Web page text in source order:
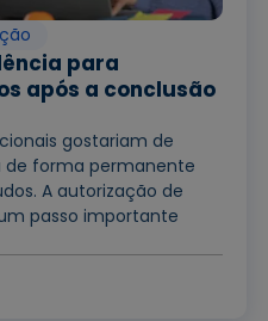
para
após a conclusão
gostariam de
de forma permanente
A autorização de
passo importante